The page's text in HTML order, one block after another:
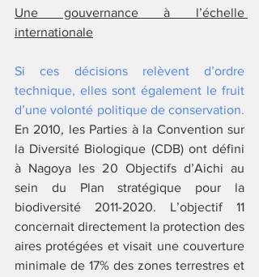
Une gouvernance à l’échelle
internationale
Si ces décisions relèvent d’ordre
technique, elles sont également le fruit
d’une volonté politique de conservation.
En 2010, les Parties à la Convention sur
la Diversité Biologique (CDB) ont défini
à Nagoya les 20 Objectifs d’Aichi au
sein du Plan stratégique pour la
biodiversité 2011-2020. L’objectif 11
concernait directement la protection des
aires protégées et visait une couverture
minimale de 17% des zones terrestres et